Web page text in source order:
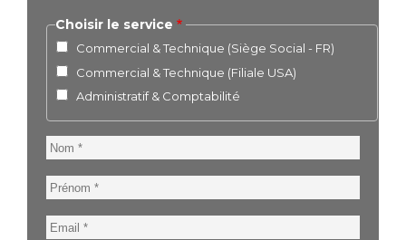
Choisir le service
Commercial & Technique (Siège Social - FR)
Commercial & Technique (Filiale USA)
Administratif & Comptabilité
Nom
Prénom
Email